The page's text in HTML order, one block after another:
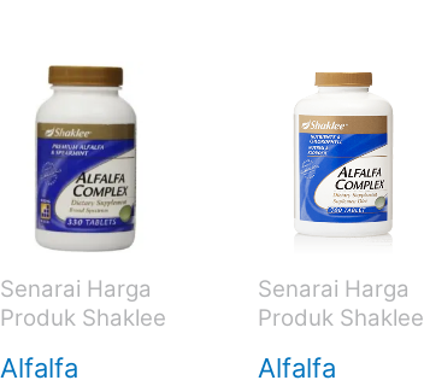
Senarai Harga
Produk Shaklee
Alfalfa
Senarai Harga
Produk Shaklee
Alfalfa